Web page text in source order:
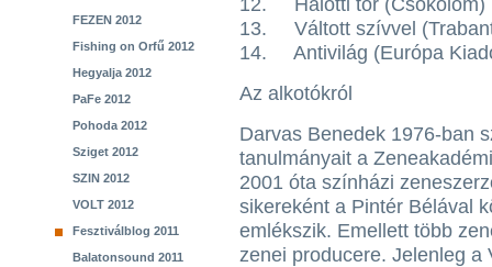
FEZEN 2012
Fishing on Orfű 2012
Hegyalja 2012
PaFe 2012
Pohoda 2012
Sziget 2012
SZIN 2012
VOLT 2012
Fesztiválblog 2011
Balatonsound 2011
12. Halotti tor (Csókolom)
13. Váltott szívvel
14. Antivilág (Európa
Az alkotókról
Darvas Benedek 1976-ban
tanulmányait a
2001 óta színházi
sikereként a Pintér Bélával
emlékszik. Emellett több
zenei producere. Jelenleg a